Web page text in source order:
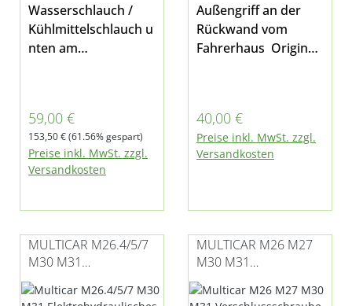
Wasserschlauch /
Kühlmittelschlauch u
nten am
3
Verkaufspreis:
59,00 €
Regulärer Preis:
153,50 €(61.56% gespart)
Preise inkl. MwSt. zzgl.
Versandkosten
Außengriff an der
Rückwand vom
Fahrerhaus Original-
passend für Multicar
M26 alle Modelle,
Fumo M30 und
des Griffes.
Gegebenenfalls ist
passend M-14047
Regulärer Preis:
40,00 €
Preise inkl. MwSt. zzgl.
Versandkosten
MULTICAR M26.4/5/7
M30 M31
ELEKTROHYDRAULISC
HES KIPPAGGREGAT
MULTICAR M26 M27
M30 M31
VERSCHLUSSSCHRAU
BE HYDRAULIK